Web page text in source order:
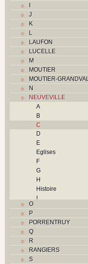
I
J
K
L
LAUFON
LUCELLE
M
MOUTIER
MOUTIER-GRANDVAL
N
NEUVEVILLE
A
B
C
D
E
Eglises
F
G
H
Histoire
I
M
O
O
P
PORRENTRUY
Q
R
RANGIERS
S